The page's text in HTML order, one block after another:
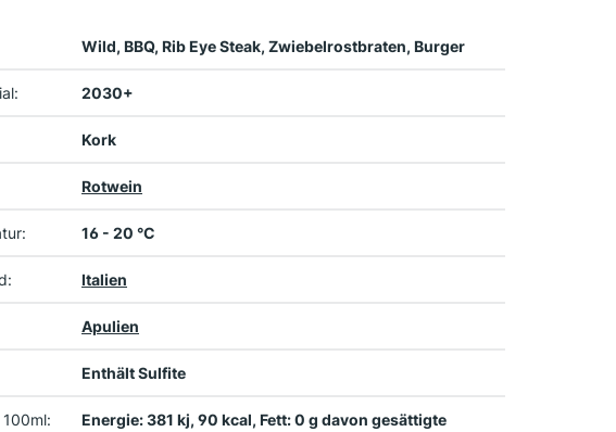
Wild, BBQ, Rib Eye Steak, Zwiebelrostbraten, Burger
2030+
Kork
Rotwein
16 - 20 °C
Italien
Apulien
Enthält Sulfite
Energie: 381 kj, 90 kcal, Fett: 0 g davon gesättigte